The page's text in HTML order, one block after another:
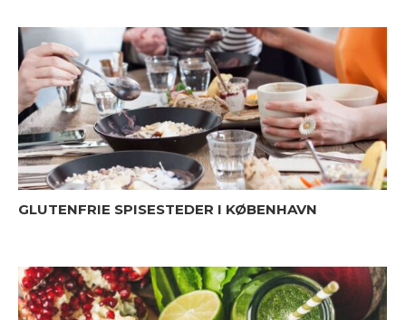
GLUTENFRIE SPISESTEDER I KØBENHAVN